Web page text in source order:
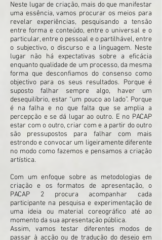
Neste lugar de criação, mais do que manifestar
uma essência, vamos procurar os meios para
revelar experiências, pesquisando a tensão
entre forma e conteúdo, entre o universal e o
particular, entre o pessoal e o partilhável, entre
o subjectivo, o discurso e a linguagem. Neste
lugar não há expectativas sobre a eficácia
enquanto qualidade de um processo, da mesma
forma que desconfiamos do consenso como
objectivo para os seus resultados. Porque é
suposto falhar sempre algo, haver um
desequilíbrio, estar “um pouco ao lado”. Porque
é na falha e no que falta que se amplia a
percepção e se dá lugar ao outro. E no PACAP
estar com o outro, criar com e a partir do outro
são pressupostos para falhar com mais
estrondo e convocar um ligeiramente diferente
no modo como fazemos e pensamos a criação
artística.
Com um enfoque sobre as metodologias de
criação e os formatos de apresentação, o
PACAP 2 procura acompanhar cada
participante na pesquisa e experimentação de
uma ideia ou material coreográfico até ao
momento da sua apresentação pública.
Assim, vamos testar diferentes modos de
passar à acção ou de tradução do desejo em